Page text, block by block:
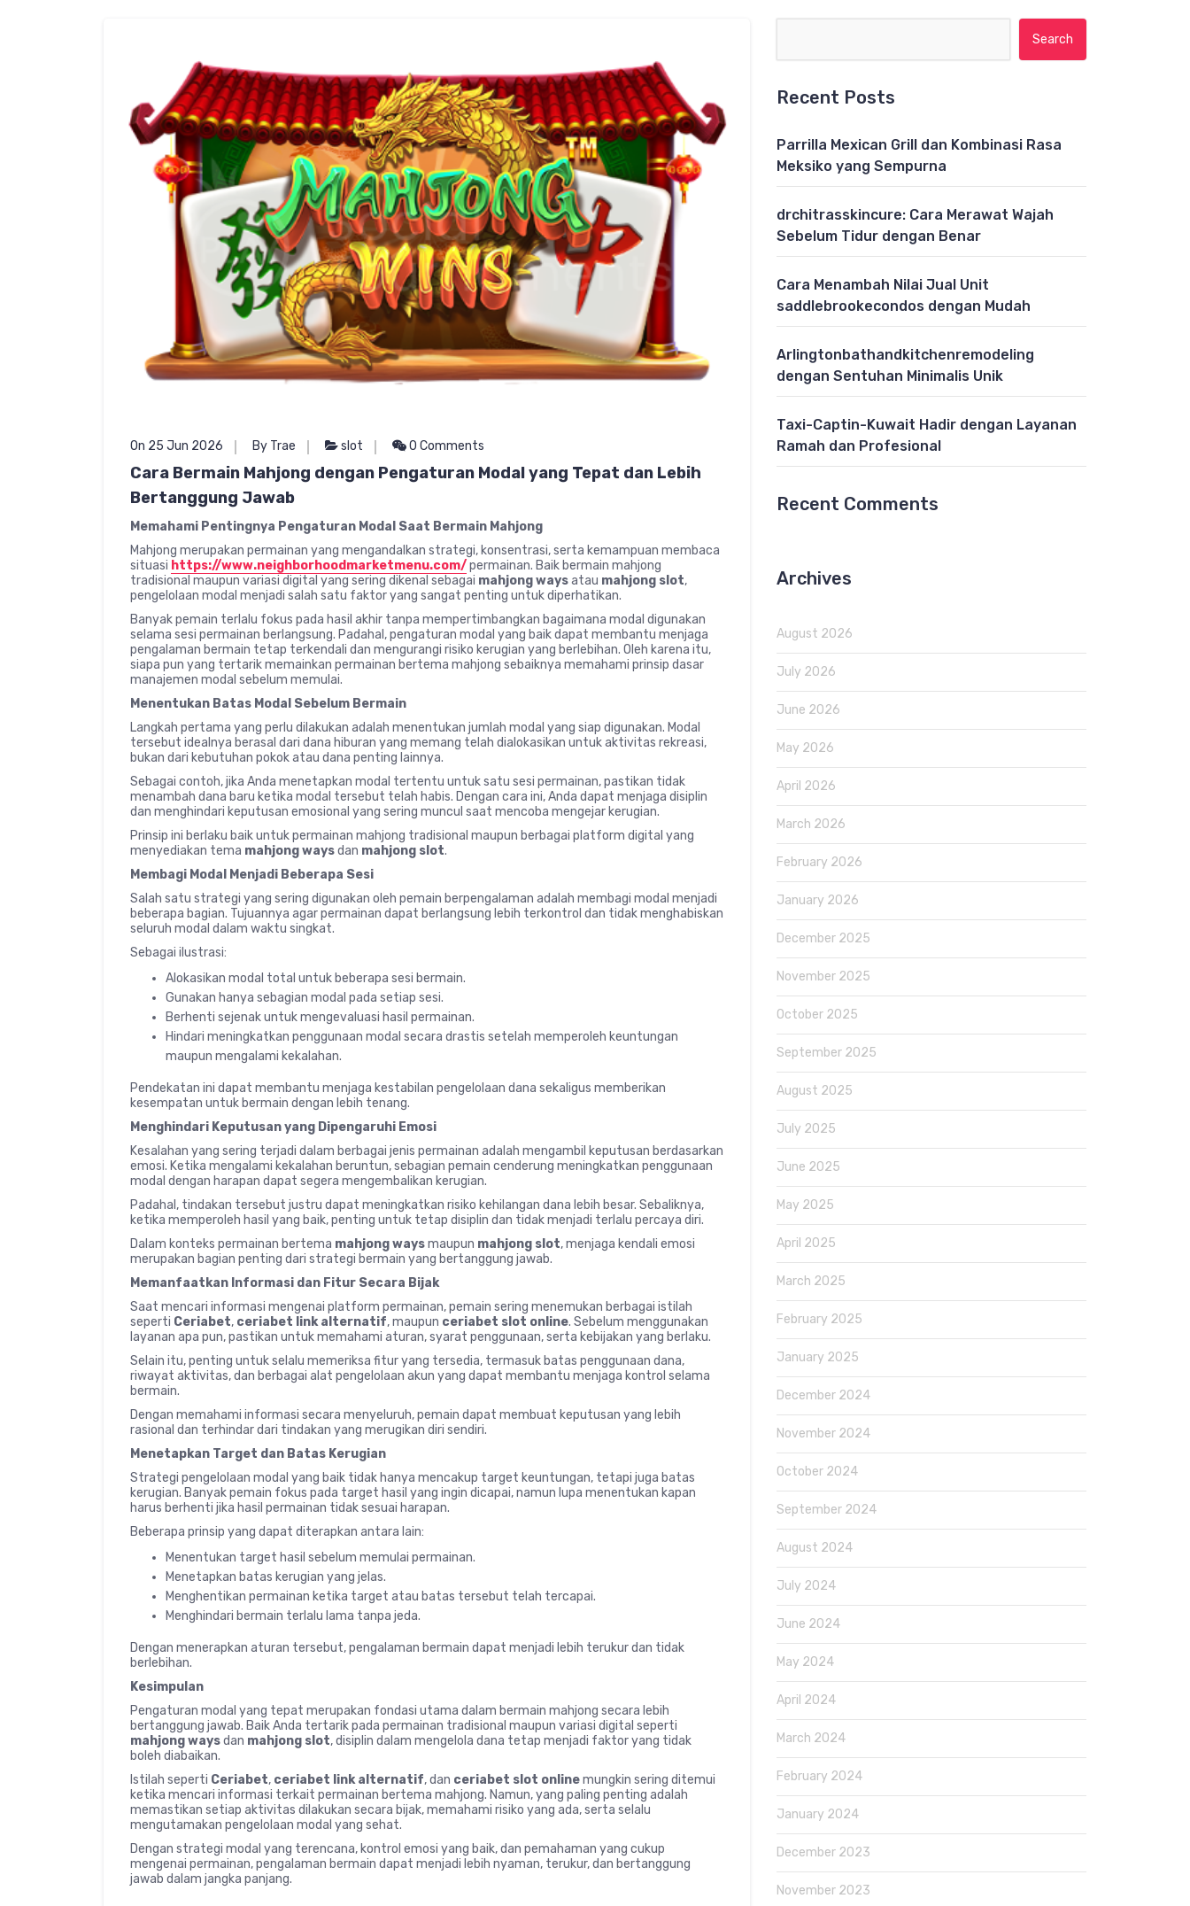
On 25 Jun 2026 By Trae slot 0 Comments
Cara Bermain Mahjong dengan Pengaturan Modal yang Tepat dan Lebih
Bertanggung Jawab
Memahami Pentingnya Pengaturan Modal Saat Bermain Mahjong
Mahjong merupakan permainan yang mengandalkan strategi, konsentrasi, serta kemampuan membaca
situasi https://www.neighborhoodmarketmenu.com/permainan. Baik bermain mahjong
tradisional maupun variasi digital yang sering dikenal sebagai mahjong waysatau mahjong slot,
pengelolaan modal menjadi salah satu faktor yang sangat penting untuk diperhatikan.
Banyak pemain terlalu fokus pada hasil akhir tanpa mempertimbangkan bagaimana modal digunakan
selama sesi permainan berlangsung. Padahal, pengaturan modal yang baik dapat membantu menjaga
pengalaman bermain tetap terkendali dan mengurangi risiko kerugian yang berlebihan. Oleh karena itu,
siapa pun yang tertarik memainkan permainan bertema mahjong sebaiknya memahami prinsip dasar
manajemen modal sebelum memulai.
Menentukan Batas Modal Sebelum Bermain
Langkah pertama yang perlu dilakukan adalah menentukan jumlah modal yang siap digunakan. Modal
tersebut idealnya berasal dari dana hiburan yang memang telah dialokasikan untuk aktivitas rekreasi,
bukan dari kebutuhan pokok atau dana penting lainnya.
Sebagai contoh, jika Anda menetapkan modal tertentu untuk satu sesi permainan, pastikan tidak
menambah dana baru ketika modal tersebut telah habis. Dengan cara ini, Anda dapat menjaga disiplin
dan menghindari keputusan emosional yang sering muncul saat mencoba mengejar kerugian.
Prinsip ini berlaku baik untuk permainan mahjong tradisional maupun berbagai platform digital yang
menyediakan tema mahjong waysdan mahjong slot.
Membagi Modal Menjadi Beberapa Sesi
Salah satu strategi yang sering digunakan oleh pemain berpengalaman adalah membagi modal menjadi
beberapa bagian. Tujuannya agar permainan dapat berlangsung lebih terkontrol dan tidak menghabiskan
seluruh modal dalam waktu singkat.
Sebagai ilustrasi:
Alokasikan modal total untuk beberapa sesi bermain.
Gunakan hanya sebagian modal pada setiap sesi.
Berhenti sejenak untuk mengevaluasi hasil permainan.
Hindari meningkatkan penggunaan modal secara drastis setelah memperoleh keuntungan
maupun mengalami kekalahan.
Pendekatan ini dapat membantu menjaga kestabilan pengelolaan dana sekaligus memberikan
kesempatan untuk bermain dengan lebih tenang.
Menghindari Keputusan yang Dipengaruhi Emosi
Kesalahan yang sering terjadi dalam berbagai jenis permainan adalah mengambil keputusan berdasarkan
emosi. Ketika mengalami kekalahan beruntun, sebagian pemain cenderung meningkatkan penggunaan
modal dengan harapan dapat segera mengembalikan kerugian.
Padahal, tindakan tersebut justru dapat meningkatkan risiko kehilangan dana lebih besar. Sebaliknya,
ketika memperoleh hasil yang baik, penting untuk tetap disiplin dan tidak menjadi terlalu percaya diri.
Dalam konteks permainan bertema mahjong waysmaupun mahjong slot, menjaga kendali emosi
merupakan bagian penting dari strategi bermain yang bertanggung jawab.
Memanfaatkan Informasi dan Fitur Secara Bijak
Saat mencari informasi mengenai platform permainan, pemain sering menemukan berbagai istilah
seperti Ceriabet, ceriabet link alternatif, maupun ceriabet slot online. Sebelum menggunakan
layanan apa pun, pastikan untuk memahami aturan, syarat penggunaan, serta kebijakan yang berlaku.
Selain itu, penting untuk selalu memeriksa fitur yang tersedia, termasuk batas penggunaan dana,
riwayat aktivitas, dan berbagai alat pengelolaan akun yang dapat membantu menjaga kontrol selama
bermain.
Dengan memahami informasi secara menyeluruh, pemain dapat membuat keputusan yang lebih
rasional dan terhindar dari tindakan yang merugikan diri sendiri.
Menetapkan Target dan Batas Kerugian
Strategi pengelolaan modal yang baik tidak hanya mencakup target keuntungan, tetapi juga batas
kerugian. Banyak pemain fokus pada target hasil yang ingin dicapai, namun lupa menentukan kapan
harus berhenti jika hasil permainan tidak sesuai harapan.
Beberapa prinsip yang dapat diterapkan antara lain:
Menentukan target hasil sebelum memulai permainan.
Menetapkan batas kerugian yang jelas.
Menghentikan permainan ketika target atau batas tersebut telah tercapai.
Menghindari bermain terlalu lama tanpa jeda.
Dengan menerapkan aturan tersebut, pengalaman bermain dapat menjadi lebih terukur dan tidak
berlebihan.
Kesimpulan
Pengaturan modal yang tepat merupakan fondasi utama dalam bermain mahjong secara lebih
bertanggung jawab. Baik Anda tertarik pada permainan tradisional maupun variasi digital seperti
mahjong waysdan mahjong slot, disiplin dalam mengelola dana tetap menjadi faktor yang tidak
boleh diabaikan.
Istilah seperti Ceriabet, ceriabet link alternatif, dan ceriabet slot onlinemungkin sering ditemui
ketika mencari informasi terkait permainan bertema mahjong. Namun, yang paling penting adalah
memastikan setiap aktivitas dilakukan secara bijak, memahami risiko yang ada, serta selalu
mengutamakan pengelolaan modal yang sehat.
Dengan strategi modal yang terencana, kontrol emosi yang baik, dan pemahaman yang cukup
mengenai permainan, pengalaman bermain dapat menjadi lebih nyaman, terukur, dan bertanggung
jawab dalam jangka panjang.
Recent Posts
Parrilla Mexican Grill dan Kombinasi Rasa
Meksiko yang Sempurna
drchitrasskincure: Cara Merawat Wajah
Sebelum Tidur dengan Benar
Cara Menambah Nilai Jual Unit
saddlebrookecondos dengan Mudah
Arlingtonbathandkitchenremodeling
dengan Sentuhan Minimalis Unik
Taxi-Captin-Kuwait Hadir dengan Layanan
Ramah dan Profesional
Recent Comments
Archives
August 2026
July 2026
June 2026
May 2026
April 2026
March 2026
February 2026
January 2026
December 2025
November 2025
October 2025
September 2025
August 2025
July 2025
June 2025
May 2025
April 2025
March 2025
February 2025
January 2025
December 2024
November 2024
October 2024
September 2024
August 2024
July 2024
June 2024
May 2024
April 2024
March 2024
February 2024
January 2024
December 2023
November 2023